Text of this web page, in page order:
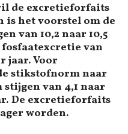
de excretieforfaits
is het voorstel om de
van 10,2 naar 10,5
van
jaar. Voor
stikstofnorm naar
van 4,1 naar
De excretieforfaits
worden.